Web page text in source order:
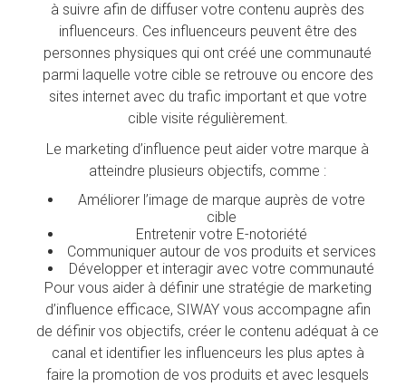
à suivre afin de diffuser votre contenu auprès des
influenceurs. Ces influenceurs peuvent être des
personnes physiques qui ont créé une communauté
parmi laquelle votre cible se retrouve ou encore des
sites internet avec du trafic important et que votre
cible visite régulièrement.
Le marketing d’influence peut aider votre marque à
atteindre plusieurs objectifs, comme :
Améliorer l’image de marque auprès de votre
cible
Entretenir votre E-notoriété
Communiquer autour de vos produits et services
Développer et interagir avec votre communauté
Pour vous aider à définir une stratégie de marketing
d’influence efficace, SIWAY vous accompagne afin
de définir vos objectifs, créer le contenu adéquat à ce
canal et identifier les influenceurs les plus aptes à
faire la promotion de vos produits et avec lesquels